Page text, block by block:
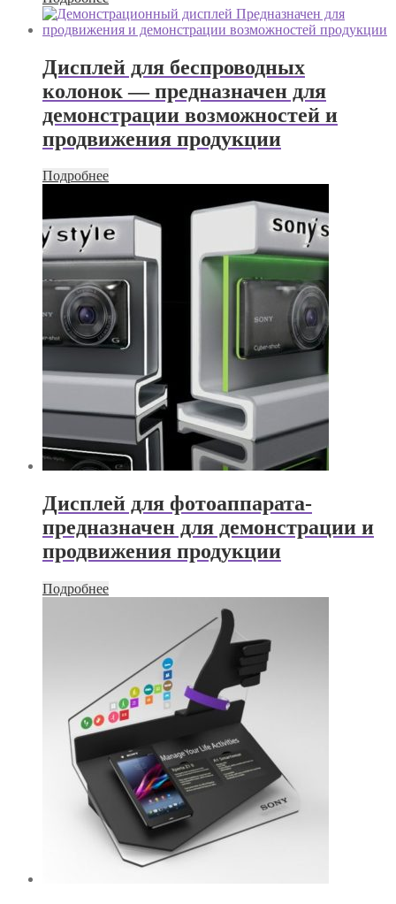
Дисплей для беспроводных
колонок — предназначен для
демонстрации возможностей и
продвижения продукции
Подробнее
Дисплей для фотоаппарата-
предназначен для демонстрации и
продвижения продукции
Подробнее